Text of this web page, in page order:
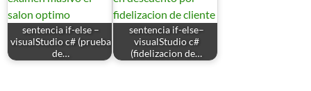
sentencia if-else –
visualStudio c# (prueba
de…
sentencia if-else–
visualStudio c#
(fidelizacion de…